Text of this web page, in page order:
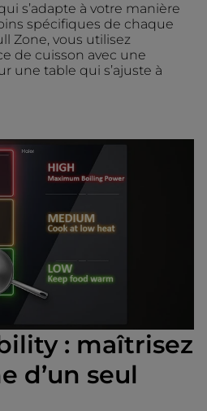
s’adapte à votre manière
spécifiques de chaque
Zone, vous utilisez
de cuisson avec une
une table qui s’ajuste à
: maîtrisez
d’un seul